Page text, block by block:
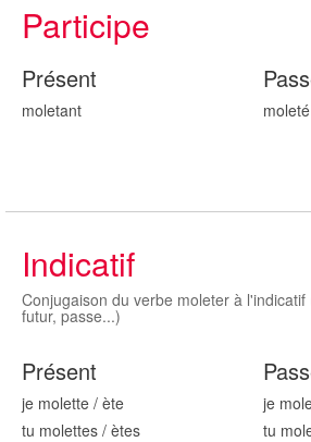
Participe
Présent
moletant moleté
Indicatif
Conjugaison du verbe moleter à
futur, passe...)
Présent
je molette / ète
tu molettes / ètes
je mol
tu mol